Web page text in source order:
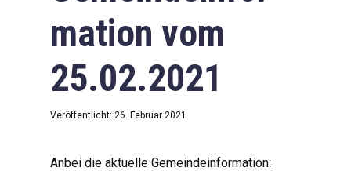
Impressum
Datenschutzerklärung
mation vom
25.02.2021
Veröffentlicht: 26. Februar 2021
Anbei die aktuelle Gemeindeinformation: